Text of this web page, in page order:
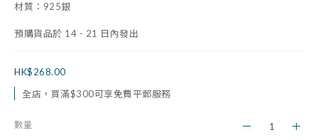
材質：925銀
預購貨品於 14 - 21 日內發出
HK$268.00
全店，買滿$300可享免費平郵服務
數量